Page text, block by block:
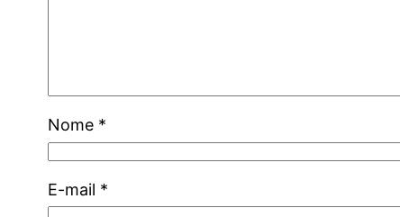
Nome *
E-mail *